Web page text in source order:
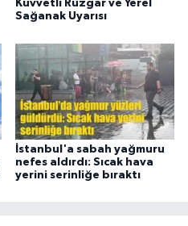
Kuvvetli Rüzgar ve Yerel
Sağanak Uyarısı
İstanbul'a sabah yağmuru
nefes aldırdı: Sıcak hava
yerini serinliğe bıraktı